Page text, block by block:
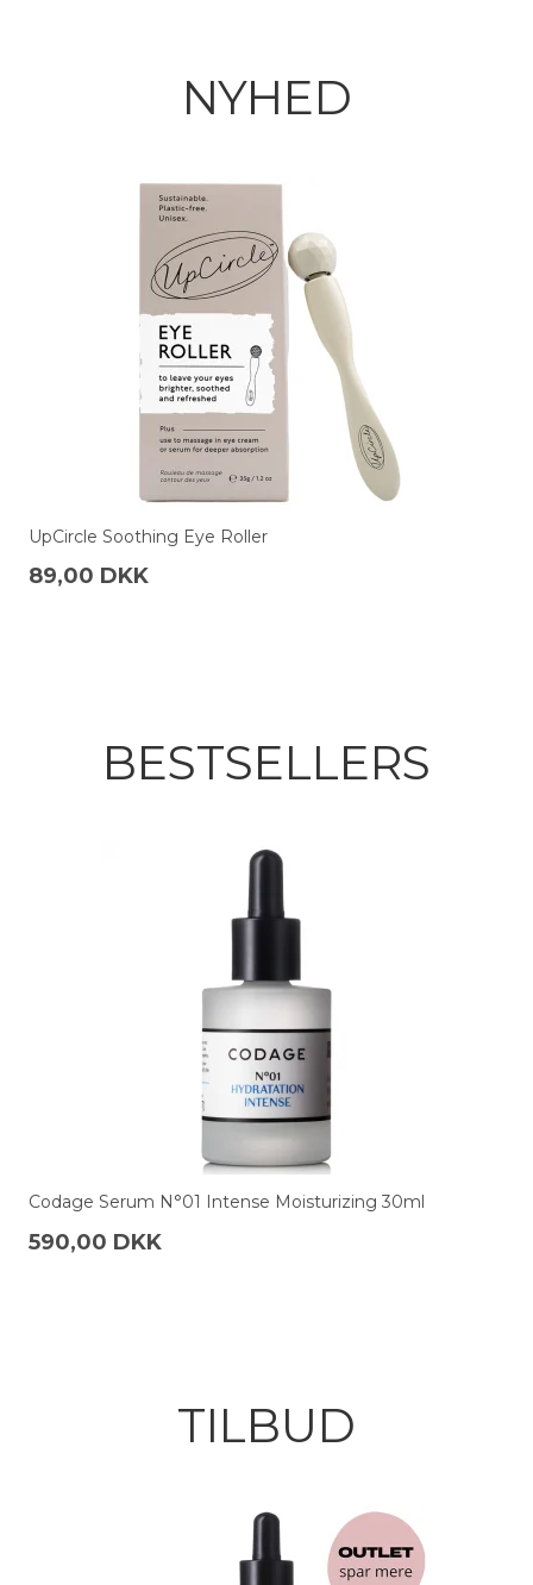
NYHED
UpCircle Soothing Eye Roller
89,00 DKK
UpCircle Refillable Deodorant with Macadamia +
Bergamot 41 gr
199,00 DKK
BESTSELLERS
Codage Serum N°01 Intense Moisturizing 30ml
590,00 DKK
Doozie Facial Ice Globes Light Pink
TILBUD
Algenist Alive Prebiotic Balancing Mask 50 ml